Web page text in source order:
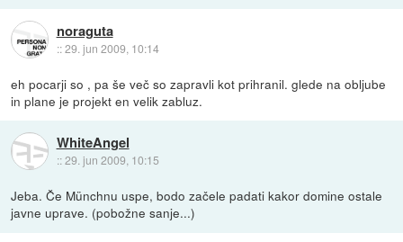
noraguta
::29. jun 2009, 10:14
eh pocarji so , pa še več so zapravli kot prihranil. glede na obljube
in plane je projekt en velik zabluz.
WhiteAngel
::29. jun 2009, 10:15
Jeba. Če Münchnu uspe, bodo začele padati kakor domine ostale
javne uprave. (pobožne sanje...)